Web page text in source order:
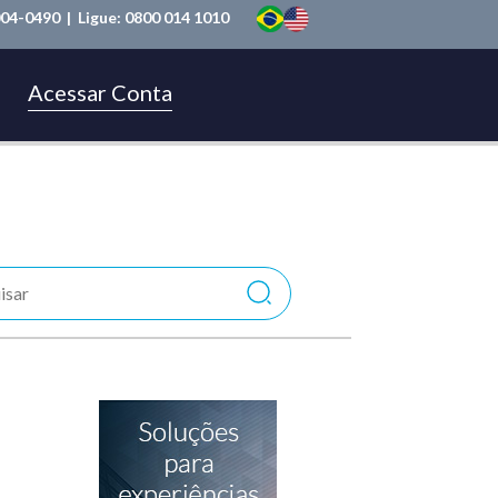
0490 | Ligue: 0800 014 1010
Acessar Conta